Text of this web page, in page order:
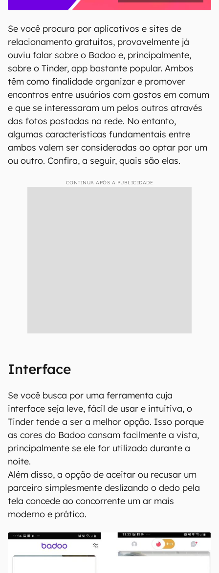
Se você procura por aplicativos e sites de
relacionamento gratuitos, provavelmente já
ouviu falar sobre o Badoo e, principalmente,
sobre o Tinder, app bastante popular. Ambos
têm como finalidade organizar e promover
encontros entre usuários com gostos em comum
e que se interessaram um pelos outros através
das fotos postadas na rede. No entanto,
algumas características fundamentais entre
ambos valem ser consideradas ao optar por um
ou outro. Confira, a seguir, quais são elas.
CONTINUA APÓS A PUBLICIDADE
Interface
Se você busca por uma ferramenta cuja
interface seja leve, fácil de usar e intuitiva, o
Tinder tende a ser a melhor opção. Isso porque
as cores do Badoo cansam facilmente a vista,
principalmente se ele for utilizado durante a
noite.
Além disso, a opção de aceitar ou recusar um
parceiro simplesmente deslizando o dedo pela
tela concede ao concorrente um ar mais
moderno e prático.